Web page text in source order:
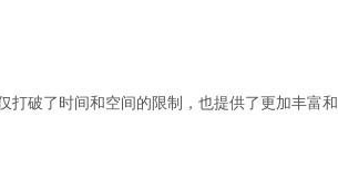
打破了时间和空间的限制，也提供了更加丰富和